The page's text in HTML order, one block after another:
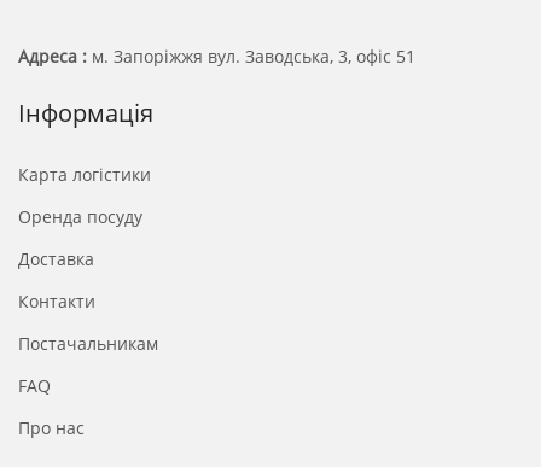
Адреса : м. Запоріжжя вул. Заводська, 3, офіс 51
Інформація
Карта логістики
Оренда посуду
Доставка
Контакти
Постачальникам
FAQ
Про нас